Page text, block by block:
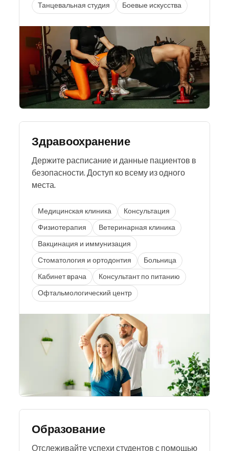
Танцевальная студия
Боевые искусства
Здравоохранение
Держите расписание и данные пациентов в
безопасности. Доступ ко всему из одного
места.
Медицинская клиника
Консультация
Физиотерапия
Ветеринарная клиника
Вакцинация и иммунизация
Стоматология и ортодонтия
Больница
Кабинет врача
Консультант по питанию
Офтальмологический центр
Образование
Отслеживайте успехи студентов с помощью